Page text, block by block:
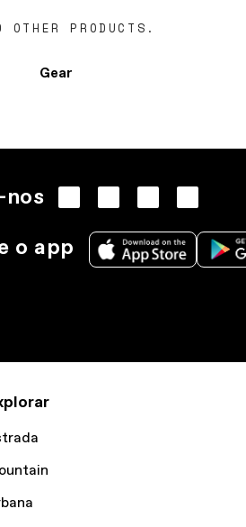
PRODUCTS.
Gear
nos
o app